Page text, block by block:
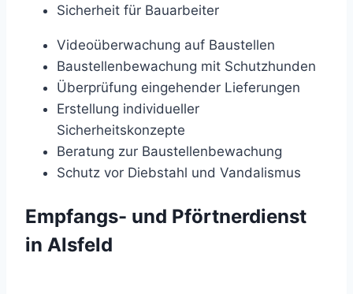
Sicherheit für Bauarbeiter
Videoüberwachung auf Baustellen
Baustellenbewachung mit Schutzhunden
Überprüfung eingehender Lieferungen
Erstellung individueller
Sicherheitskonzepte
Beratung zur Baustellenbewachung
Schutz vor Diebstahl und Vandalismus
Empfangs- und Pförtnerdienst
in Alsfeld